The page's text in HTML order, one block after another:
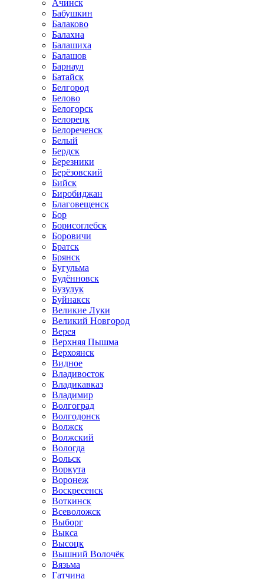
Ачинск
Бабушкин
Балаково
Балахна
Балашиха
Балашов
Барнаул
Батайск
Белгород
Белово
Белогорск
Белорецк
Белореченск
Белый
Бердск
Березники
Берёзовский
Бийск
Биробиджан
Благовещенск
Бор
Борисоглебск
Боровичи
Братск
Брянск
Бугульма
Будённовск
Бузулук
Буйнакск
Великие Луки
Великий Новгород
Верея
Верхняя Пышма
Верхоянск
Видное
Владивосток
Владикавказ
Владимир
Волгоград
Волгодонск
Волжск
Волжский
Вологда
Вольск
Воркута
Воронеж
Воскресенск
Воткинск
Всеволожск
Выборг
Выкса
Высоцк
Вышний Волочёк
Вязьма
Гатчина